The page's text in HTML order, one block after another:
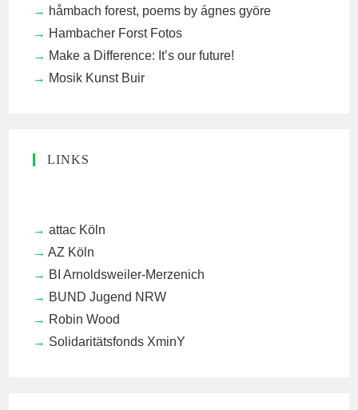
håmbach forest, poems by ágnes györe
Hambacher Forst Fotos
Make a Difference: It’s our future!
Mosik Kunst Buir
LINKS
attac Köln
AZ Köln
BI Arnoldsweiler-Merzenich
BUND Jugend NRW
Robin Wood
Solidaritätsfonds XminY